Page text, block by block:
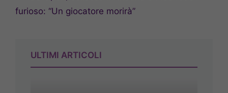
furioso: “Un giocatore morirà”
ULTIMI ARTICOLI